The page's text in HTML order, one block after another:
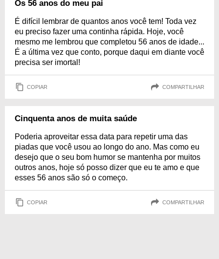
Os 56 anos do meu pai
É difícil lembrar de quantos anos você tem! Toda vez
eu preciso fazer uma continha rápida. Hoje, você
mesmo me lembrou que completou 56 anos de idade...
É a última vez que conto, porque daqui em diante você
precisa ser imortal!
COPIAR COMPARTILHAR
Cinquenta anos de muita saúde
Poderia aproveitar essa data para repetir uma das
piadas que você usou ao longo do ano. Mas como eu
desejo que o seu bom humor se mantenha por muitos
outros anos, hoje só posso dizer que eu te amo e que
esses 56 anos são só o começo.
COPIAR COMPARTILHAR